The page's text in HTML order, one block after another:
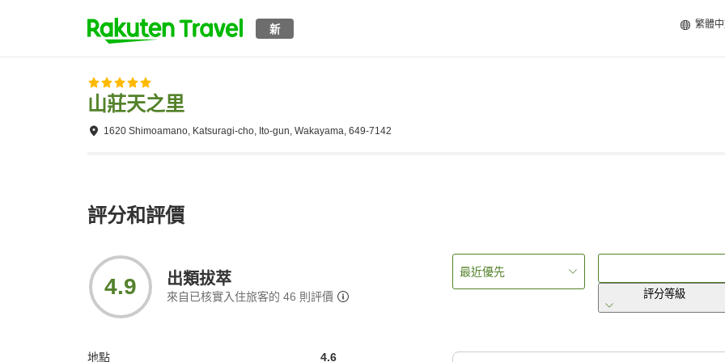
新 繁體中
山莊天之里
1620 Shimoamano, Katsuragi-cho, Ito-gun, Wakayama, 649-7142
評分和評價
4.9 出類拔萃
來自已核實入住旅客的 46 則評價
地點 4.6
最近優先
評分等級